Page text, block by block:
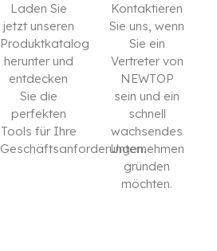
Laden Sie
jetzt unseren
Produktkatalog
herunter und
entdecken
Sie die
perfekten
Tools für Ihre
Geschäftsanforderungen.
Kontaktieren
Sie uns, wenn
Sie ein
Vertreter von
NEWTOP
sein und ein
schnell
wachsendes
Unternehmen
gründen
möchten.